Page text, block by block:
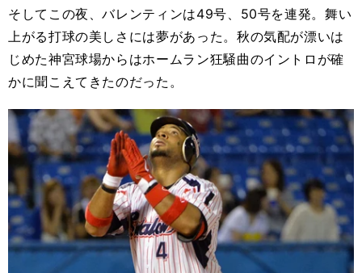
そしてこの夜、バレンティンは49号、50号を連発。舞い
上がる打球の美しさには夢があった。秋の気配が漂いは
じめた神宮球場からはホームラン狂騒曲のイントロが確
かに聞こえてきたのだった。